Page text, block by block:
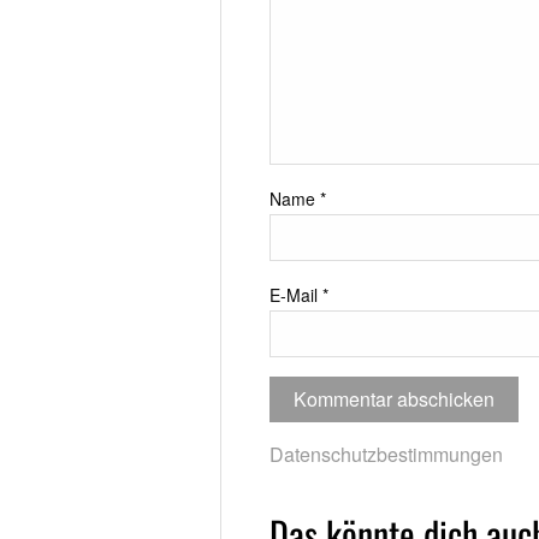
Name *
E-Mail *
Datenschutzbestimmungen